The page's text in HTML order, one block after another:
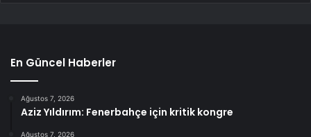
En Güncel Haberler
Ağustos 7, 2026
Aziz Yıldırım: Fenerbahçe için kritik kongre
Ağustos 7, 2026